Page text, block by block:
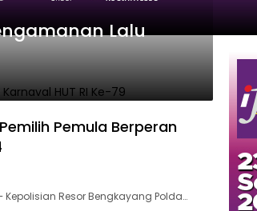
Lalu
Pemula Berperan
Kepolisian Resor Bengkayang Polda…